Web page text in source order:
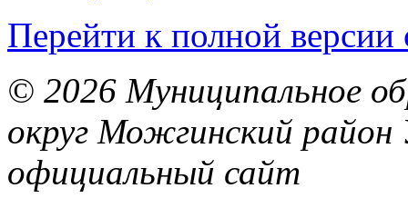
Перейти к полной версии
© 2026 Муниципальное
округ Можгинский район
официальный сайт